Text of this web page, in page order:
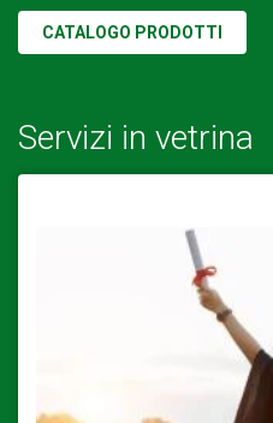
CATALOGO PRODOTTI
Servizi in vetrina